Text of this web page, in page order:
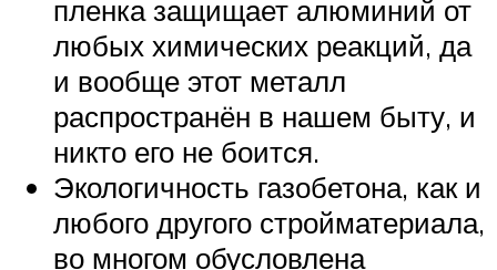
пленка защищает алюминий от
любых химических реакций, да
и вообще этот металл
распространён в нашем быту, и
никто его не боится.
Экологичность газобетона, как и
любого другого стройматериала,
во многом обусловлена